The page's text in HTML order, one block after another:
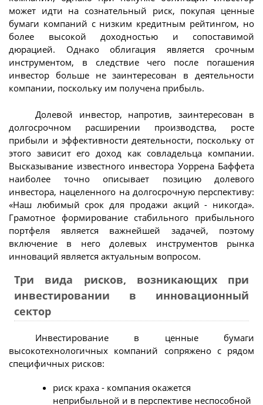
может идти на сознательный риск, покупая ценные
бумаги компаний с низким кредитным рейтингом, но
более высокой доходностью и сопоставимой
дюрацией. Однако облигация является срочным
инструментом, в следствие чего после погашения
инвестор больше не заинтересован в деятельности
компании, поскольку им получена прибыль.
Долевой инвестор, напротив, заинтересован в
долгосрочном расширении производства, росте
прибыли и эффективности деятельности, поскольку от
этого зависит его доход как совладельца компании.
Высказывание известного инвестора Уоррена Баффета
наиболее точно описывает позицию долевого
инвестора, нацеленного на долгосрочную перспективу:
«Наш любимый срок для продажи акций - никогда».
Грамотное формирование стабильного прибыльного
портфеля является важнейшей задачей, поэтому
включение в него долевых инструментов рынка
инноваций является актуальным вопросом.
Три вида рисков, возникающих при
инвестировании в инновационный
сектор
Инвестирование в ценные бумаги
высокотехнологичных компаний сопряжено с рядом
специфичных рисков:
риск краха - компания окажется
неприбыльной и в перспективе неспособной